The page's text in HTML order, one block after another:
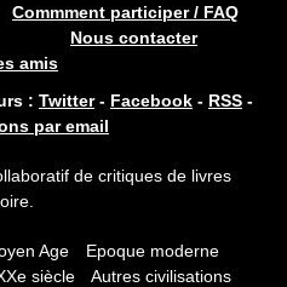
Commment participer / FAQ
Nous contacter
amis
: Twitter- Facebook - RSS -
par email
de critiques de livres
Age
Epoque moderne
siècle Autres civilisations